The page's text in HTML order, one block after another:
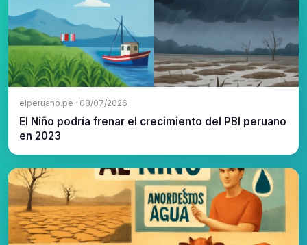
elperuano.pe · 08/07/2026
El Niño podría frenar el crecimiento del PBI peruano
en 2023